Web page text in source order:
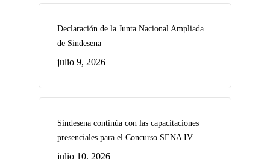
Declaración de la Junta Nacional Ampliada
de Sindesena
julio 9, 2026
Sindesena continúa con las capacitaciones
presenciales para el Concurso SENA IV
julio 10, 2026